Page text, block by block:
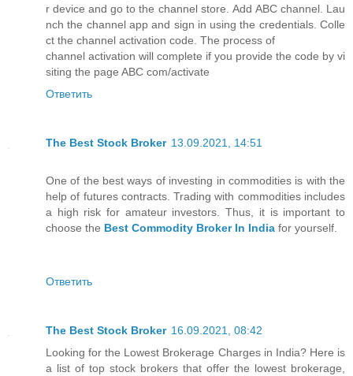
r device and go to the channel store. Add ABC channel. Lau
nch the channel app and sign in using the credentials. Colle
ct the channel activation code. The process of
channel activation will complete if you provide the code by vi
siting the page ABC com/activate
Ответить
The Best Stock Broker 13.09.2021, 14:51
One of the best ways of investing in commodities is with the
help of futures contracts. Trading with commodities includes
a high risk for amateur investors. Thus, it is important to
choose the Best Commodity Broker In India for yourself.
Ответить
The Best Stock Broker 16.09.2021, 08:42
Looking for the Lowest Brokerage Charges in India? Here is
a list of top stock brokers that offer the lowest brokerage,